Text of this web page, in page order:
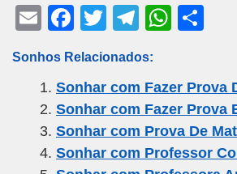
E
ail
F
c
e
b
o
T
tt
er
T
e
gr
a
m
W
s
A
p
e
Sonhos Relacionados:
Sonhar com Fazer Prova
Sonhar com Fazer Prova
Sonhar com Prova De
Sonhar com Professor